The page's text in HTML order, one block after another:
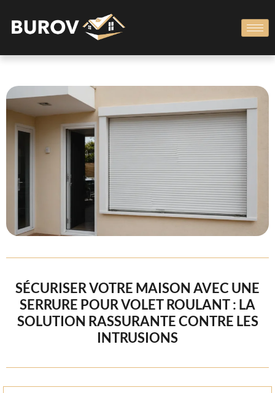
SÉCURISER VOTRE MAISON AVEC UNE
SERRURE POUR VOLET ROULANT : LA
SOLUTION RASSURANTE CONTRE LES
INTRUSIONS